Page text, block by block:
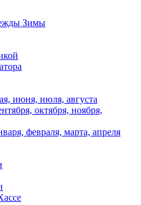
Зимы
июня, июля, августа
октября, ноября,
февраля, марта, апреля